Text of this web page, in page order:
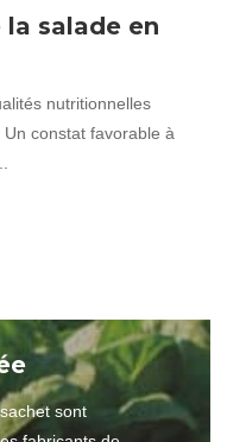
la salade en
nutritionnelles
constat favorable à
sont